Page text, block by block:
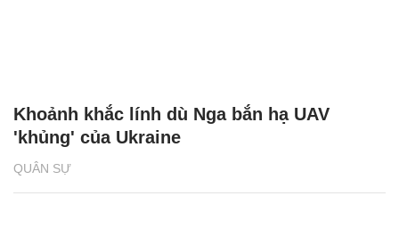
QUÂN SỰ
Khoảnh khắc lính dù Nga bắn hạ UAV
'khủng' của Ukraine